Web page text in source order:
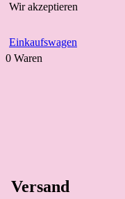
Wir akzeptieren
Einkaufswagen
0 Waren
Versand